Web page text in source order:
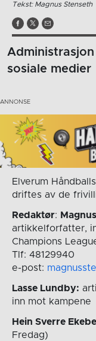
Tekst: Magnus Stenseth
sosiale medier
Elverum
driftes av de
Redaktør:
artikkelforfatter,
Champions
Tlf: 48129940
e-post:
Lasse Lundby:
inn mot kampene
Hein Sverre
Fredag)